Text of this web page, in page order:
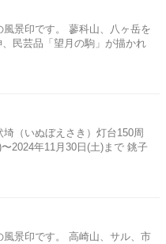
景印です。 蓼科山、八ヶ岳を
民芸品「望月の駒」が描かれ
（いぬぼえさき）灯台150周
2024年11月30日(土)まで 銚子
景印です。 高崎山、サル、市